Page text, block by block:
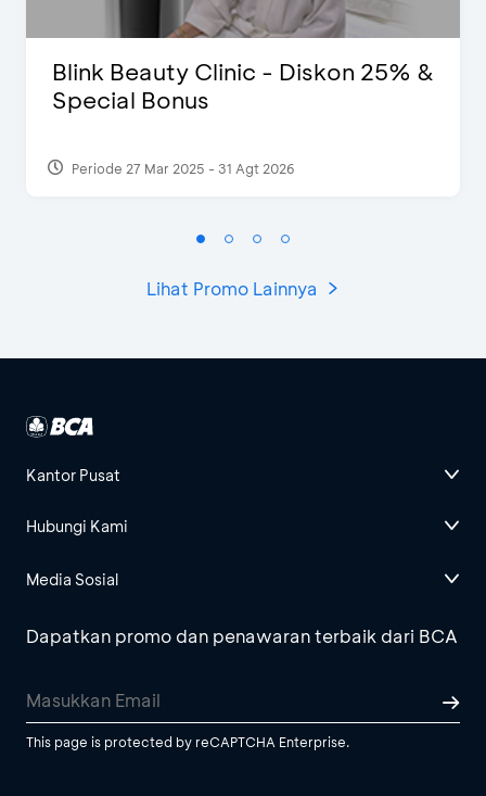
Blink Beauty Clinic - Diskon 25% &
Special Bonus
Periode 27 Mar 2025 - 31 Agt 2026
Lihat Promo Lainnya
Kantor Pusat
Hubungi Kami
Media Sosial
Dapatkan promo dan penawaran terbaik dari BCA
This page is protected by reCAPTCHA Enterprise.